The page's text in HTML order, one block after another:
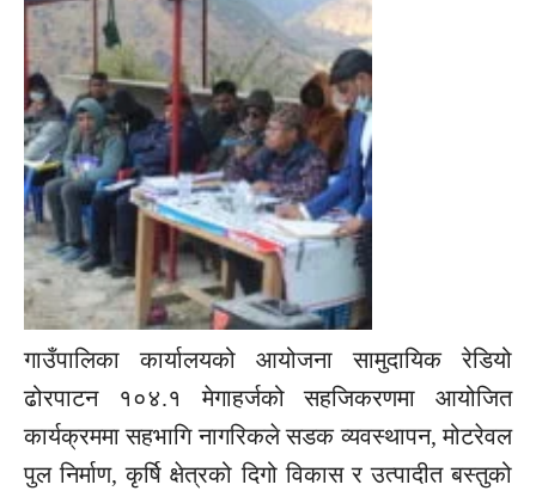
गाउँपालिका कार्यालयको आयोजना सामुदायिक रेडियो
ढोरपाटन १०४.१ मेगाहर्जको सहजिकरणमा आयोजित
कार्यक्रममा सहभागि नागरिकले सडक व्यवस्थापन, मोटरेवल
पुल निर्माण, कृर्षि क्षेत्रको दिगो विकास र उत्पादीत बस्तुको